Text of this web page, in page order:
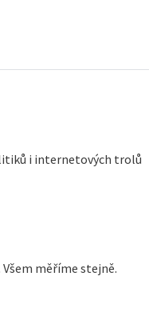
i internetových trolů
měříme stejně.